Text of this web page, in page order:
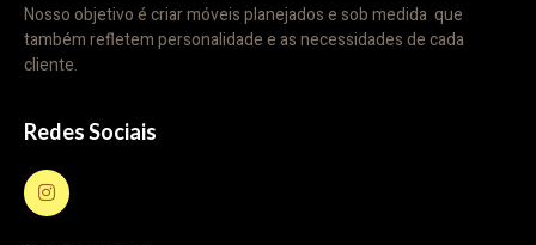
Nosso objetivo é criar móveis planejados e sob medida que
também refletem personalidade e as necessidades de cada
cliente.
Redes Sociais